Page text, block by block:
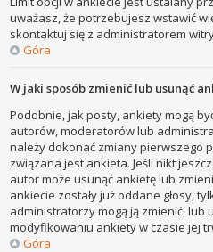
uważasz, że potrzebujesz wstawić
skontaktuj się z administratorem
Góra
W jaki sposób zmienić lub usunąć
Podobnie, jak posty, ankiety mogą
autorów, moderatorów lub
należy dokonać zmiany pierwszego
związana jest ankieta. Jeśli nikt
autor może usunąć ankietę lub
ankiecie zostały już oddane głosy,
administratorzy mogą ją zmienić, lub
modyfikowaniu ankiety w czasie jej
Góra